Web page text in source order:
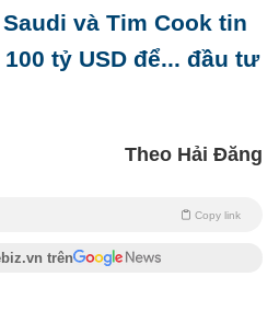
và Tim Cook tin
tỷ USD để... đầu tư
Theo Hải Đăng
Copy link
trên